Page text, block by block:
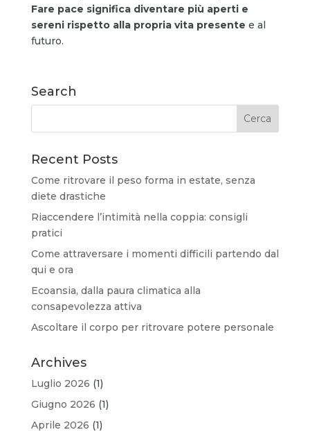
Fare pace significa diventare più aperti e
sereni rispetto alla propria vita presente e al
futuro.
Search
Recent Posts
Come ritrovare il peso forma in estate, senza
diete drastiche
Riaccendere l’intimità nella coppia: consigli
pratici
Come attraversare i momenti difficili partendo dal
qui e ora
Ecoansia, dalla paura climatica alla
consapevolezza attiva
Ascoltare il corpo per ritrovare potere personale
Archives
Luglio 2026 (1)
Giugno 2026 (1)
Aprile 2026 (1)